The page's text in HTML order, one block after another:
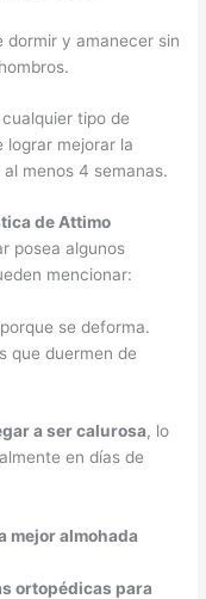
dormir y amanecer sin
tipo de
lograr mejorar la
menos 4 semanas.
de Attimo
posea algunos
mencionar:
se deforma.
que duermen de
a ser calurosa, lo
en días de
mejor almohada
ortopédicas para